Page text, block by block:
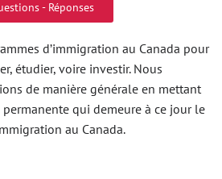
- Réponses
d’immigration au Canada pour
étudier, voire investir. Nous
de manière générale en mettant
permanente qui demeure à ce jour le
au Canada.